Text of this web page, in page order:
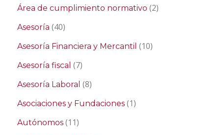
Área de cumplimiento normativo (2)
Asesoría (40)
Asesoría Financiera y Mercantil (10)
Asesoría fiscal (7)
Asesoría Laboral (8)
Asociaciones y Fundaciones (1)
Autónomos (11)